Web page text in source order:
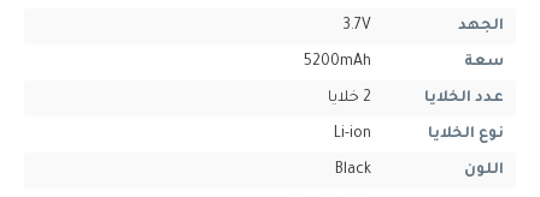
الجهد 3.7V
سعة 5200mAh
عدد الخلايا 2 خلايا
نوع الخلايا Li-ion
اللون Black